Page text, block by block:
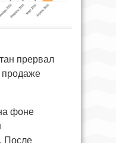
прервал
продаже
фоне
После